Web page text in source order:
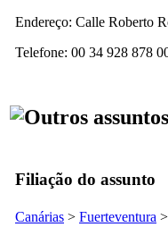
Endereço: Calle Roberto
Telefone: 00 34 928 878
Filiação do assunto
Canárias > Fuerteventura >